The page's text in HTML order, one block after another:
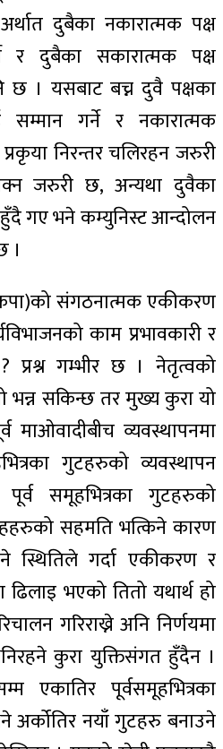
दुबैका नकारात्मक पक्ष
र दुबैका सकारात्मक पक्ष
। यसबाट बच्न दुवै पक्षका
सम्मान गर्ने र नकारात्मक
निरन्तर चलिरहन जरुरी
जरुरी छ, अन्यथा दुवैका
गए भने कम्युनिस्ट आन्दोलन
।
संगठनात्मक एकीकरण
काम प्रभावकारी र
गम्भीर छ । नेतृत्वको
सकिन्छ तर मुख्य कुरा यो
माओवादीबीच व्यवस्थापनमा
गुटहरुको व्यवस्थापन
पूर्व समूहभित्रका गुटहरुको
सहमति भत्किने कारण
स्थितिले गर्दा एकीकरण र
ढिलाइ भएको तितो यथार्थ हो
गरिराख्ने अनि निर्णयमा
कुरा युक्तिसंगत हुँदैन ।
एकातिर पूर्वसमूहभित्रका
नयाँ गुटहरु बनाउने